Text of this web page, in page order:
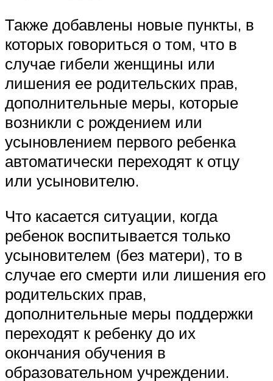
Также добавлены новые пункты, в
которых говориться о том, что в
случае гибели женщины или
лишения ее родительских прав,
дополнительные меры, которые
возникли с рождением или
усыновлением первого ребенка
автоматически переходят к отцу
или усыновителю.
Что касается ситуации, когда
ребенок воспитывается только
усыновителем (без матери), то в
случае его смерти или лишения его
родительских прав,
дополнительные меры поддержки
переходят к ребенку до их
окончания обучения в
образовательном учреждении.